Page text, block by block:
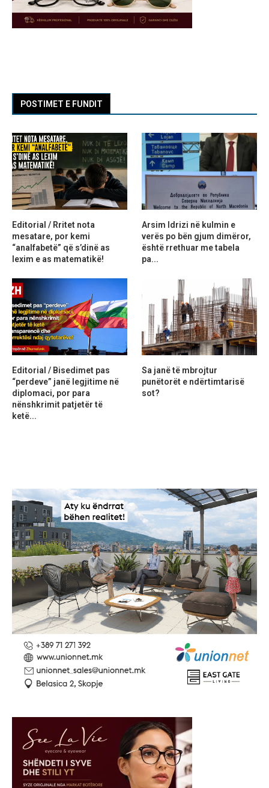
POSTIMET E FUNDIT
Editorial / Rritet nota
mesatare, por kemi
“analfabetë” që s’dinë as
lexim e as matematikë!
Arsim Idrizi në kulmin e
verës po bën gjum dimëror,
është rrethuar me tabela
pa...
Editorial / Bisedimet pas
“perdeve” janë legjitime në
diplomaci, por para
nënshkrimit patjetër të
ketë...
Sa janë të mbrojtur
punëtorët e ndërtimtarisë
sot?